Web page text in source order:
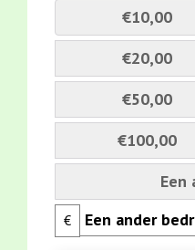
€10,00
€20,00
€50,00
€100,00
Een
€